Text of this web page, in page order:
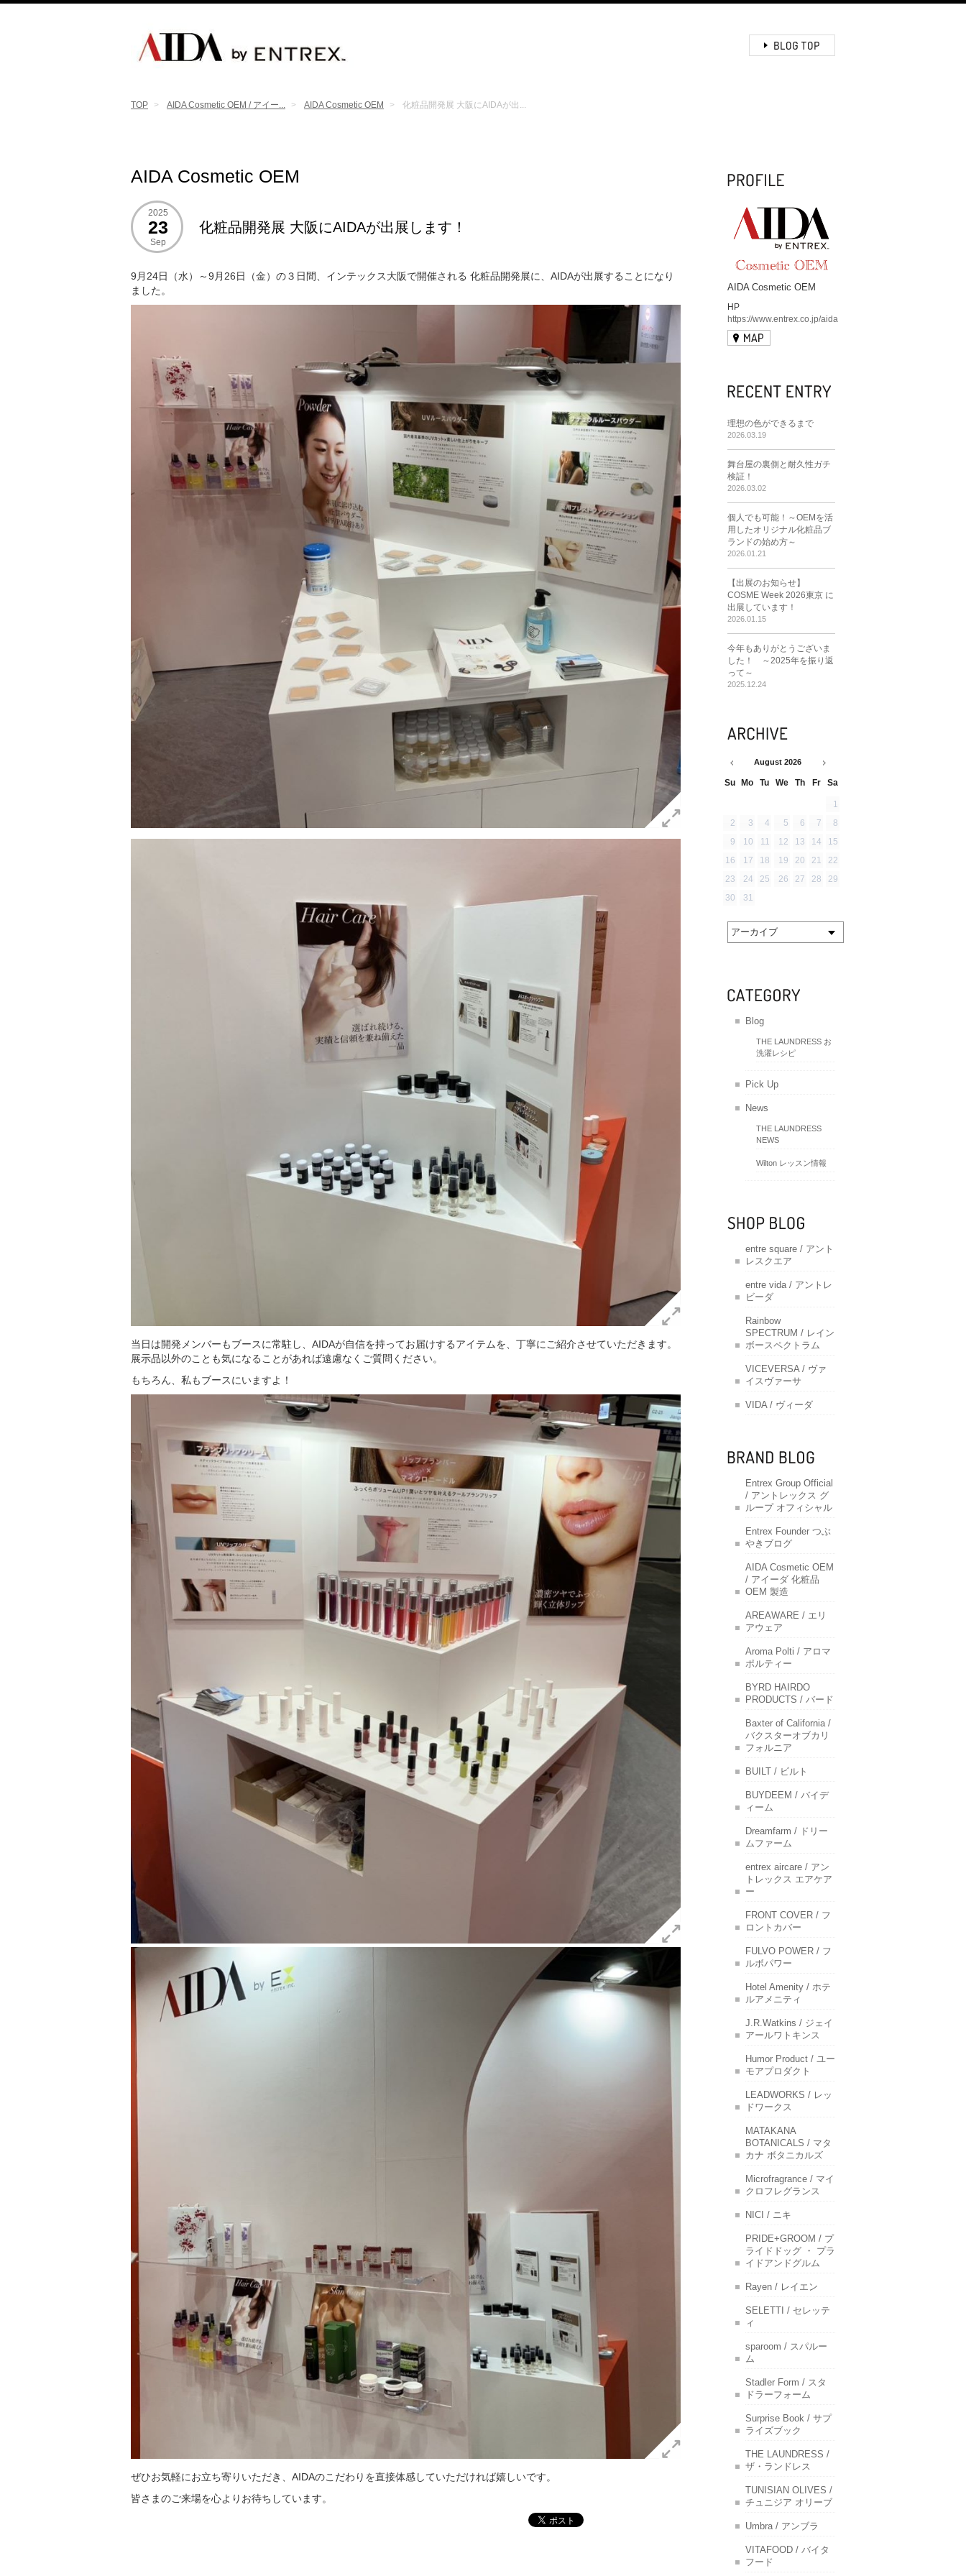
TOP AIDA Cosmetic OEM / アイー... AIDA Cosmetic OEM 化粧品開発展 大阪にAIDAが出...
AIDA Cosmetic OEM
2025
23
Sep
化粧品開発展 大阪にAIDAが出展します！
9月24日（水）～9月26日（金）の３日間、インテックス大阪で開催される 化粧品開発展に、AIDAが出展することになり
ました。
当日は開発メンバーもブースに常駐し、AIDAが自信を持ってお届けするアイテムを、丁寧にご紹介させていただきます。
展示品以外のことも気になることがあれば遠慮なくご質問ください。
もちろん、私もブースにいますよ！
ぜひお気軽にお立ち寄りいただき、AIDAのこだわりを直接体感していただければ嬉しいです。
皆さまのご来場を心よりお待ちしています。
AIDA Cosmetic OEM
HP
https://www.entrex.co.jp/aida
理想の色ができるまで
2026.03.19
舞台屋の裏側と耐久性ガチ
検証！
2026.03.02
個人でも可能！～OEMを活
用したオリジナル化粧品ブ
ランドの始め方～
2026.01.21
【出展のお知らせ】
COSME Week 2026東京 に
出展しています！
2026.01.15
今年もありがとうございま
した！ ～2025年を振り返
って～
2025.12.24
August 2026
Su Mo Tu We Th Fr Sa
1
2
3 4 5 6 7
8
9
10 11 12 13 14
15
16
17 18 19 20 21
22
23
24 25 26 27 28
29
30
31
アーカイブ
Blog
THE LAUNDRESS お
洗濯レシピ
Pick Up
News
THE LAUNDRESS
NEWS
Wilton レッスン情報
entre square / アント
レスクエア
entre vida / アントレ
ビーダ
Rainbow
SPECTRUM / レイン
ボースペクトラム
VICEVERSA / ヴァ
イスヴァーサ
VIDA / ヴィーダ
Entrex Group Official
/ アントレックス グ
ループ オフィシャル
Entrex Founder つぶ
やきブログ
AIDA Cosmetic OEM
/ アイーダ 化粧品
OEM 製造
AREAWARE / エリ
アウェア
Aroma Polti / アロマ
ポルティー
BYRD HAIRDO
PRODUCTS / バード
Baxter of California /
バクスターオブカリ
フォルニア
BUILT / ビルト
BUYDEEM / バイデ
ィーム
Dreamfarm / ドリー
ムファーム
entrex aircare / アン
トレックス エアケア
ー
FRONT COVER / フ
ロントカバー
FULVO POWER / フ
ルボパワー
Hotel Amenity / ホテ
ルアメニティ
J.R.Watkins / ジェイ
アールワトキンス
Humor Product / ユー
モアプロダクト
LEADWORKS / レッ
ドワークス
MATAKANA
BOTANICALS / マタ
カナ ボタニカルズ
Microfragrance / マイ
クロフレグランス
NICI / ニキ
PRIDE+GROOM / プ
ライドドッグ ・ プラ
イドアンドグルム
Rayen / レイエン
SELETTI / セレッテ
ィ
sparoom / スパルー
ム
Stadler Form / スタ
ドラーフォーム
Surprise Book / サプ
ライズブック
THE LAUNDRESS /
ザ・ランドレス
TUNISIAN OLIVES /
チュニジア オリーブ
Umbra / アンブラ
VITAFOOD / バイタ
フード